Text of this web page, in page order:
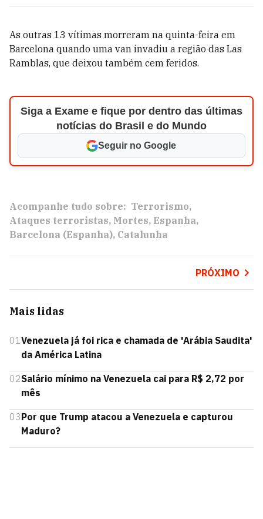
As outras 13 vítimas morreram na quinta-feira em
Barcelona quando uma van invadiu a região das Las
Ramblas, que deixou também cem feridos.
Siga a Exame e fique por dentro das últimas
notícias do Brasil e do Mundo
Seguir no Google
Acompanhe tudo sobre: Terrorismo
Ataques terroristas Mortes Espanha
Barcelona (Espanha) Catalunha
PRÓXIMO
Mais lidas
01Venezuela já foi rica e chamada de 'Arábia Saudita'
da América Latina
02Salário mínimo na Venezuela cai para R$ 2,72 por
mês
03Por que Trump atacou a Venezuela e capturou
Maduro?